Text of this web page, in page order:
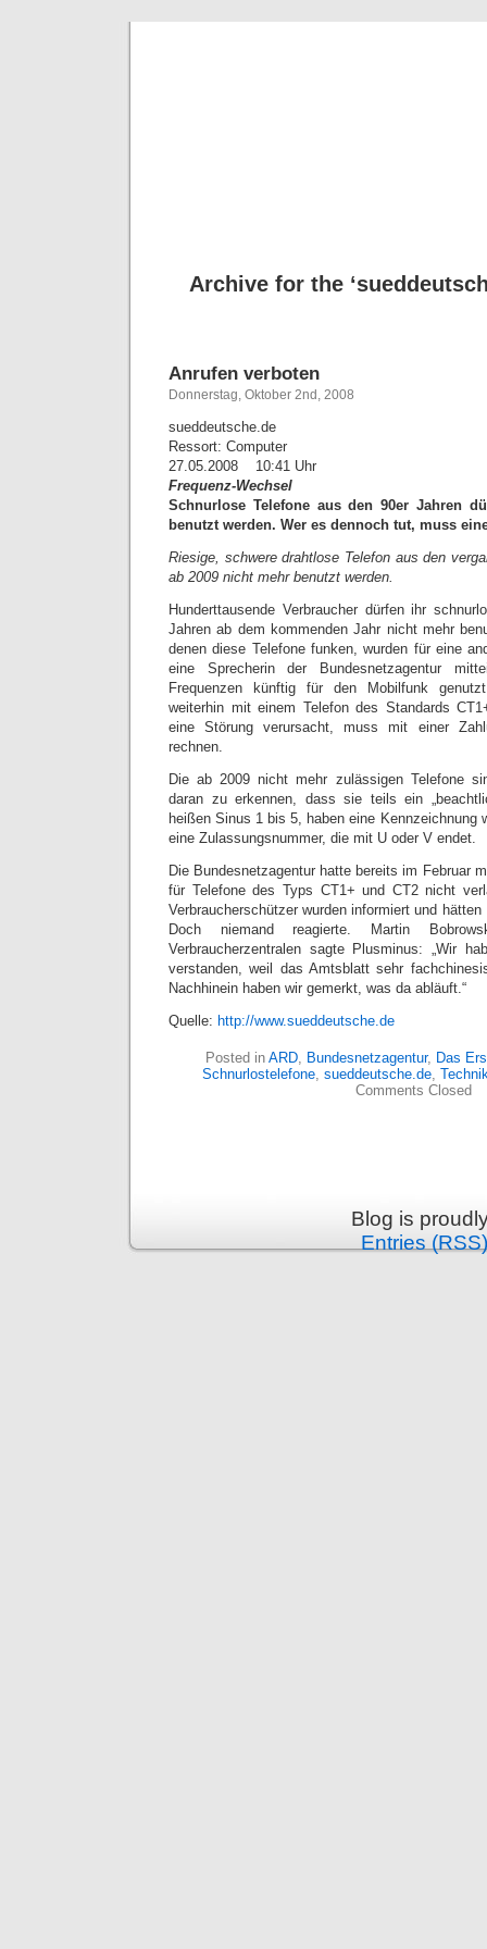
Archive for the
Anrufen verboten
Donnerstag, Oktober 2nd, 2008
sueddeutsche.de
Ressort: Computer
27.05.2008 10:41 Uhr
Frequenz-Wechsel
Schnurlose Telefone aus den 90er Jahren
benutzt werden. Wer es dennoch tut, muss
Riesige, schwere drahtlose Telefon aus den
ab 2009 nicht mehr benutzt werden.
Hunderttausende Verbraucher dürfen ihr
Jahren ab dem kommenden Jahr nicht mehr
denen diese Telefone funken, wurden für eine
eine Sprecherin der Bundesnetzagentur
Frequenzen künftig für den Mobilfunk
weiterhin mit einem Telefon des Standards
eine Störung verursacht, muss mit einer
rechnen.
Die ab 2009 nicht mehr zulässigen Telefone
daran zu erkennen, dass sie teils ein
heißen Sinus 1 bis 5, haben eine Kennzeichnung
eine Zulassungsnummer, die mit U oder V endet.
Die Bundesnetzagentur hatte bereits im Februar
für Telefone des Typs CT1+ und CT2 nicht
Verbraucherschützer wurden informiert und
Doch niemand reagierte. Martin
Verbraucherzentralen sagte Plusminus: „Wir
verstanden, weil das Amtsblatt sehr
Nachhinein haben wir gemerkt, was da abläuft.“
Quelle: http://www.sueddeutsche.de
Posted in ARD, Bundesnetzagentur, Das
Schnurlostelefone, sueddeutsche.de,
Comments Closed
Blog is
Entries (RSS)